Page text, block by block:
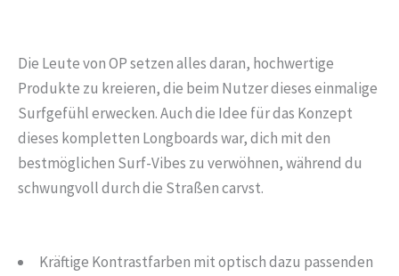
Die Leute von OP setzen alles daran, hochwertige
Produkte zu kreieren, die beim Nutzer dieses einmalige
Surfgefühl erwecken. Auch die Idee für das Konzept
dieses kompletten Longboards war, dich mit den
bestmöglichen Surf-Vibes zu verwöhnen, während du
schwungvoll durch die Straßen carvst.
Kräftige Kontrastfarben mit optisch dazu passenden